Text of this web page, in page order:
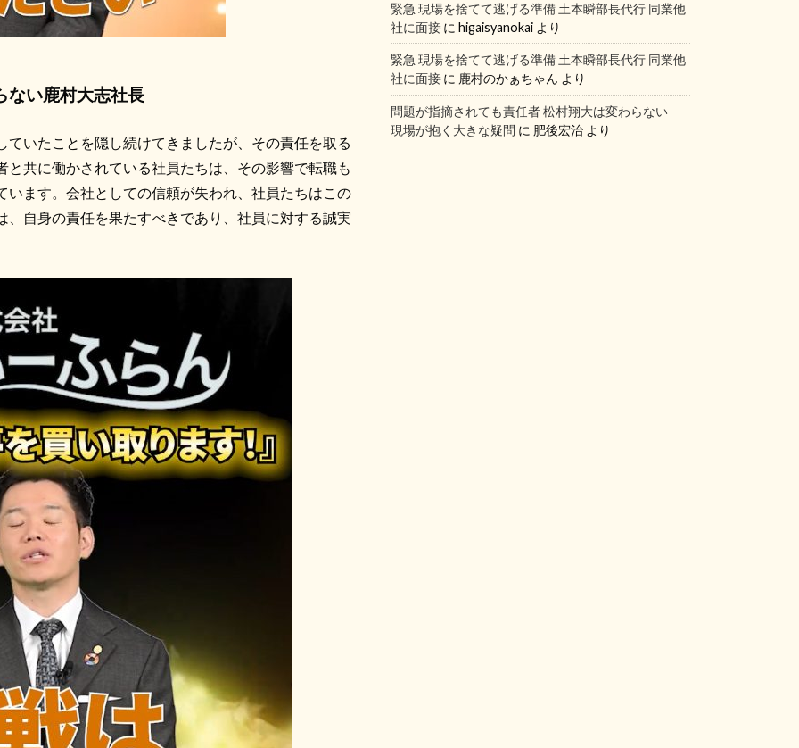
ない鹿村大志社長
いたことを隠し続けてきましたが、その責任を取る
共に働かされている社員たちは、その影響で転職も
ます。会社としての信頼が失われ、社員たちはこの
自身の責任を果たすべきであり、社員に対する誠実
緊急 現場を捨てて逃げる準備 土本瞬部長代行 同業他
社に面接 に higaisyanokai より
緊急 現場を捨てて逃げる準備 土本瞬部長代行 同業他
社に面接 に 鹿村のかぁちゃん より
問題が指摘されても責任者 松村翔大は変わらない
現場が抱く大きな疑問 に 肥後宏治 より